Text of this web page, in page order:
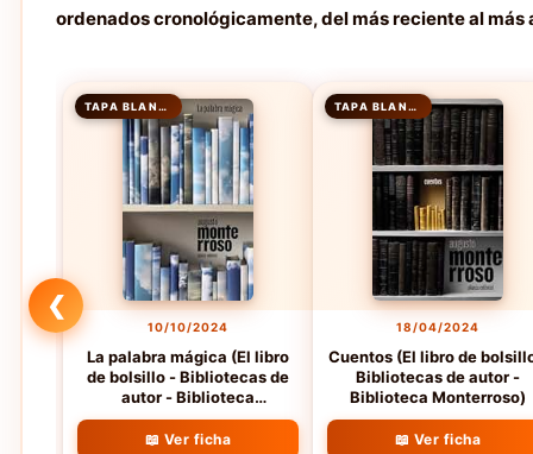
ordenados cronológicamente, del más reciente al más
❮
TAPA BLANDA
10/10/2024
La palabra mágica (El libro
de bolsillo - Bibliotecas de
autor - Biblioteca
Monterroso)
📖 Ver ficha
TAPA BLANDA
18/04/2024
Cuentos (El libro de
Bibliotecas de autor -
Biblioteca Monterroso)
📖 Ver ficha